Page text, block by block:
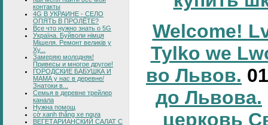
контакты
4G В УКРАИНЕ - СЕЛО
ОПЯТЬ В ПРОЛЁТЕ?
Все что нужно знать о 5G
Україна. Буйволи німця
Мішеля. Ремонт великів у
Ху...
Замеряю молодняк!
Привесы и многое другое!
ГОРОДСКИЕ БАБУШКА И
МАМА у нас в деревне/
Знатоки в...
Семья в деревне трейлер
канала
Нужна помощ
cờ xanh thắng xe ngựa
ВЕГЕТАРИАНСКИЙ САЛАТ С
Welcome!
Tylko we
во Львов.
до Львова.
церковь